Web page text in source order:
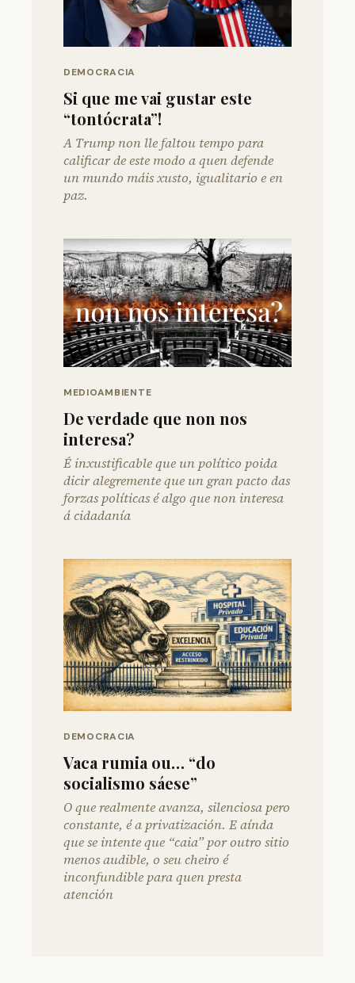
DEMOCRACIA
Si que me vai gustar este
“tontócrata”!
A Trump non lle faltou tempo para
calificar de este modo a quen defende
un mundo máis xusto, igualitario e en
paz.
MEDIOAMBIENTE
De verdade que non nos
interesa?
É inxustificable que un político poida
dicir alegremente que un gran pacto das
forzas políticas é algo que non interesa
á cidadanía
DEMOCRACIA
Vaca rumia ou… “do
socialismo sáese”
O que realmente avanza, silenciosa pero
constante, é a privatización. E aínda
que se intente que “caia” por outro sitio
menos audible, o seu cheiro é
inconfundible para quen presta
atención